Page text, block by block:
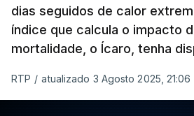
dias seguidos de calor
índice que calcula o impacto
mortalidade, o Ícaro, tenha
RTP / atualizado 3 Agosto 2025, 21:06